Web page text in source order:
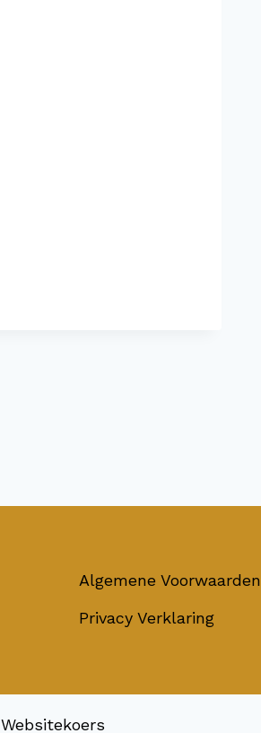
Algemene Voorwaarden
Privacy Verklaring
Websitekoers